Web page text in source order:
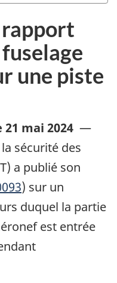
rapport
une piste
21 mai 2024 —
sécurité des
a publié son
) sur un
duquel la partie
est entrée